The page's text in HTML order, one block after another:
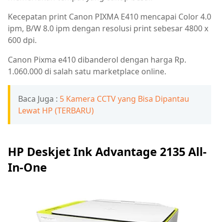
Kecepatan print Canon PIXMA E410 mencapai Color 4.0
ipm, B/W 8.0 ipm dengan resolusi print sebesar 4800 x
600 dpi.
Canon Pixma e410 dibanderol dengan harga Rp.
1.060.000 di salah satu marketplace online.
Baca Juga : 5 Kamera CCTV yang Bisa Dipantau
Lewat HP (TERBARU)
HP Deskjet Ink Advantage 2135 All-
In-One